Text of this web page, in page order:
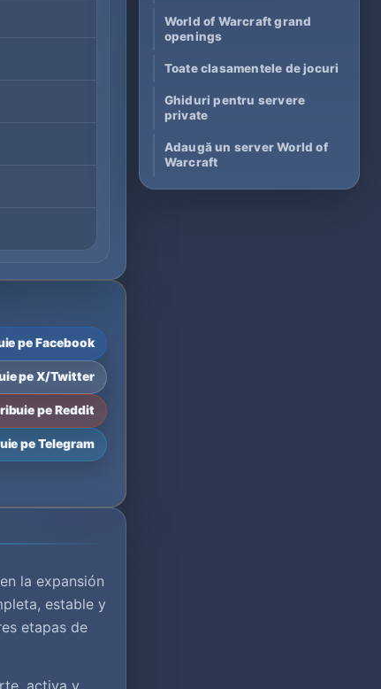
pe Facebook
pe X/Twitter
pe Reddit
pe Telegram
la expansión
estable y
etapas de
activa y
World of Warcraft grand
openings
Toate clasamentele de jocuri
Ghiduri pentru servere
private
Adaugă un server World of
Warcraft